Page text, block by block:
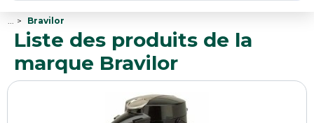
Bravilor
Liste des produits de la
marque Bravilor